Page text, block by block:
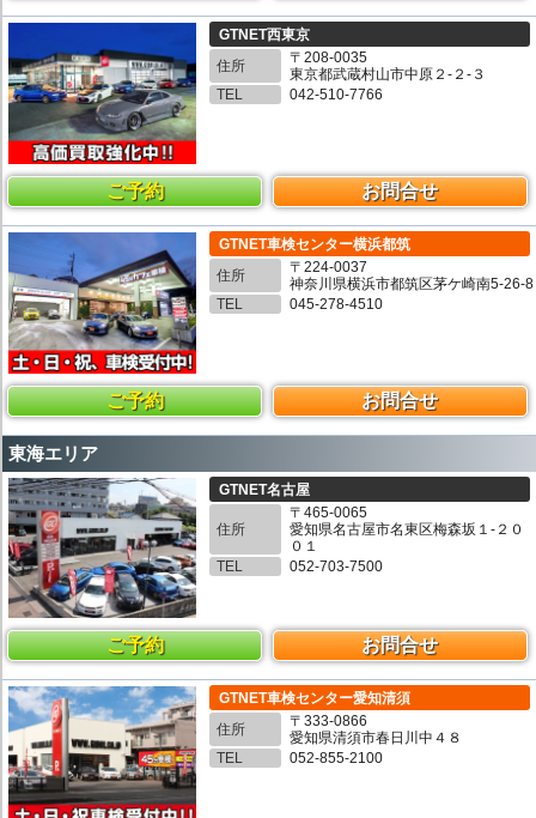
GTNET西東京
住所
〒208-0035
東京都武蔵村山市中原２-２-３
TEL
042-510-7766
ご予約 お問合せ
GTNET車検センター横浜都筑
住所
〒224-0037
神奈川県横浜市都筑区茅ケ崎南5-26-8
TEL
045-278-4510
ご予約 お問合せ
東海エリア
GTNET名古屋
住所
〒465-0065
愛知県名古屋市名東区梅森坂１-２０
０１
TEL
052-703-7500
ご予約 お問合せ
GTNET車検センター愛知清須
住所
〒333-0866
愛知県清須市春日川中４８
TEL
052-855-2100